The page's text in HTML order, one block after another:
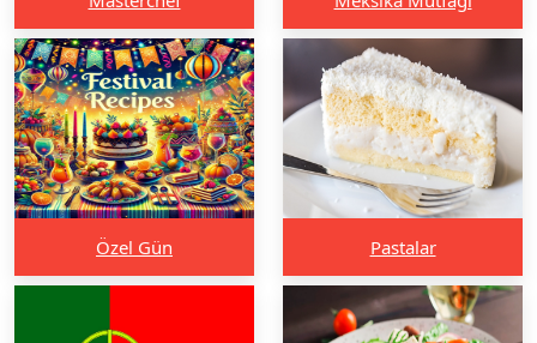
Özel Gün Pastalar